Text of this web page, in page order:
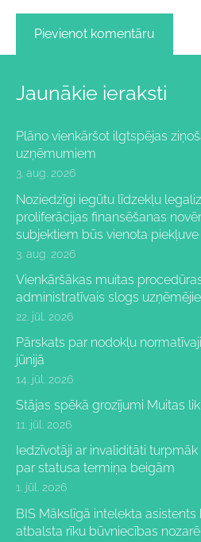
Jaunākie ieraksti
Plāno vienkāršot ilgtspējas
uzņēmumiem
3. aug. 2026
Noziedzīgi iegūtu līdzekļu
proliferācijas finansēšanas
subjektiem būs vienota
3. aug. 2026
Vienkāršākas muitas
administratīvais slogs
22. jūl. 2026
Pārskats par nodokļu
jūnijā
14. jūl. 2026
Stājas spēkā grozījumi Muitas
11. jūl. 2026
Iedzīvotāji ar invaliditāti
par statusa termiņa beigām
1. jūl. 2026
BIS Mākslīgā intelekta
atbalsta rīku būvniecības nozarē